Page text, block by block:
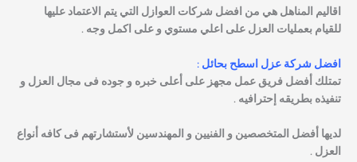
اقاليم المناهل هي من افضل شركات العوازل التي يتم الاعتماد عليها
للقيام بعمليات العزل على اعلي مستوي و على اكمل وجه .
افضل شركة عزل اسطح بحائل :
تمتلك أفضل فريق عمل مجهز على أعلى خبره و جوده فى مجال العزل و
تنفيذه بطريقه إحترافيه .
لديها أفضل المتخصصين و الفنيين و المهندسين لأستشارتهم فى كافه أنواع
العزل .